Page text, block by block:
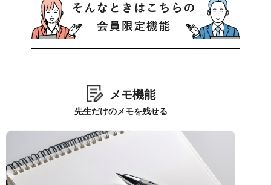
メモ機能
先生だけのメモを残せる